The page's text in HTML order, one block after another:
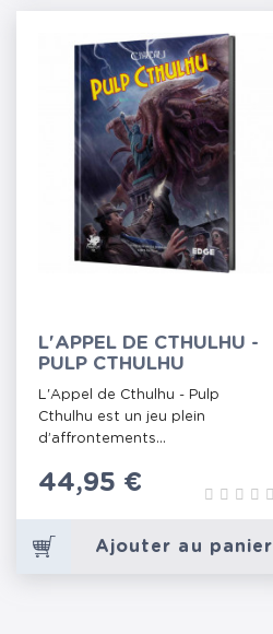
L'APPEL DE CTHULHU -
PULP CTHULHU
L'Appel de Cthulhu - Pulp
Cthulhu est un jeu plein
d’affrontements...
Prix
44,95 €
Ajouter au panier